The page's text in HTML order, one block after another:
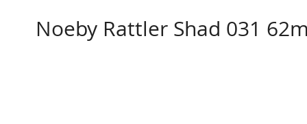
Noeby Rattler Shad 031